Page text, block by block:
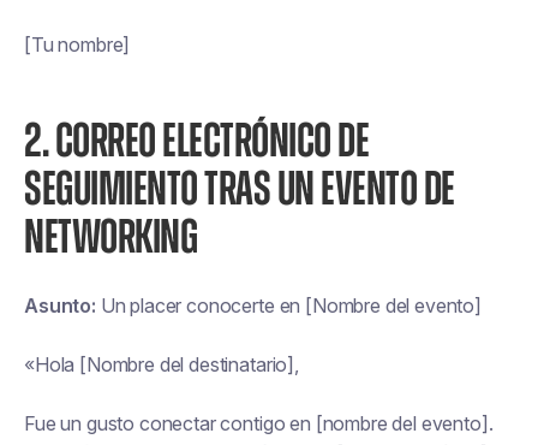
[Tu nombre]
2. CORREO ELECTRÓNICO DE
SEGUIMIENTO TRAS UN EVENTO DE
NETWORKING
Asunto: Un placer conocerte en [Nombre del evento]
«Hola [Nombre del destinatario],
Fue un gusto conectar contigo en [nombre del evento].